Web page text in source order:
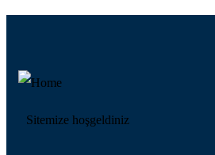
Sitemize hoşgeldiniz